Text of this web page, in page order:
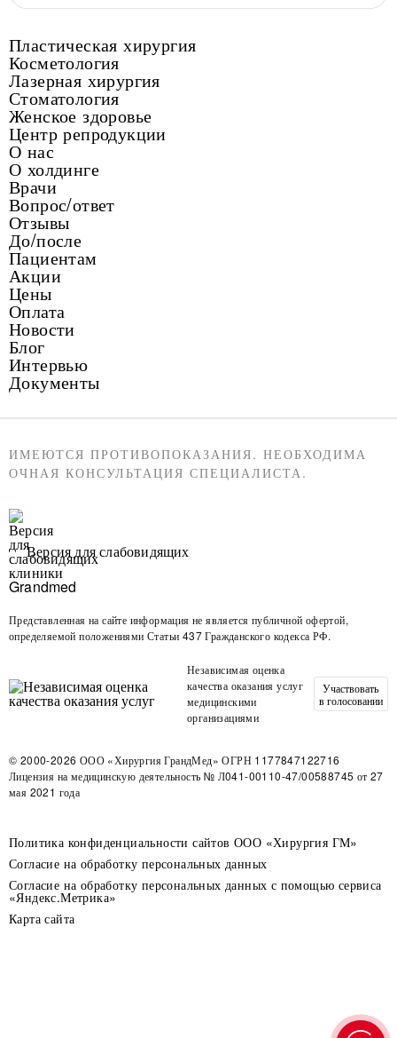
Пластическая хирургия
Косметология
Лазерная хирургия
Стоматология
Женское здоровье
Центр репродукции
О нас
О холдинге
Врачи
Вопрос/ответ
Отзывы
До/после
Пациентам
Акции
Цены
Оплата
Новости
Блог
Интервью
Документы
ИМЕЮТСЯ ПРОТИВОПОКАЗАНИЯ. НЕОБХОДИМА
ОЧНАЯ КОНСУЛЬТАЦИЯ СПЕЦИАЛИСТА.
Версия для слабовидящих
Представленная на сайте информация не является публичной офертой,
определяемой положениями Статьи 437 Гражданского кодекса РФ.
Независимая оценка
качества оказания услуг
медицинскими
организациями
Участвовать
в голосовании
© 2000-2026 ООО «Хирургия ГрандМед» ОГРН 1177847122716
Лицензия на медицинскую деятельность № Л041-00110-47/00588745 от 27
мая 2021 года
Политика конфиденциальности сайтов ООО «Хирургия ГМ»
Согласие на обработку персональных данных
Согласие на обработку персональных данных с помощью сервиса
«Яндекс.Метрика»
Карта сайта